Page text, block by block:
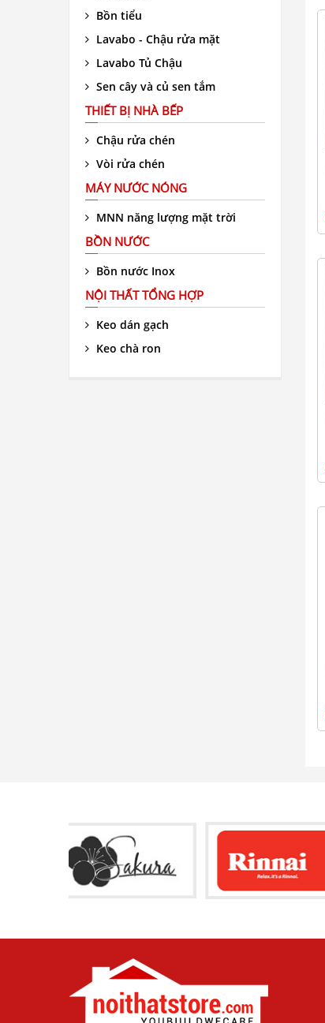
Bồn tiểu
Lavabo - Chậu rửa mặt
Lavabo Tủ Chậu
Sen cây và củ sen tắm
THIẾT BỊ NHÀ BẾP
Chậu rửa chén
Vòi rửa chén
MÁY NƯỚC NÓNG
MNN năng lượng mặt trời
BỒN NƯỚC
Bồn nước Inox
NỘI THẤT TỔNG HỢP
Keo dán gạch
Keo chà ron